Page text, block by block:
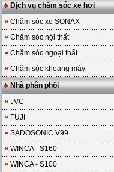
Dịch vụ chăm sóc xe hơi
Chăm sóc xe SONAX
Chăm sóc nội thất
Chăm sóc ngoại thất
Chăm sóc khoang máy
Nhà phân phối
JVC
FUJI
SADOSONIC V99
WINCA - S160
WINCA - S100